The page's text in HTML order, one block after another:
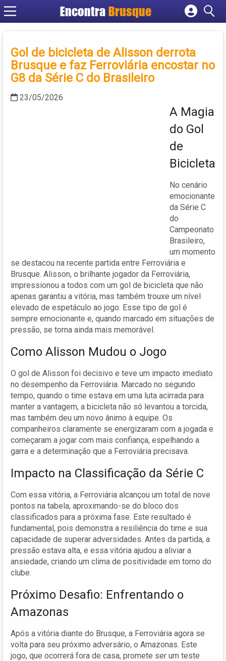
EncontraBrusque
Cadastrar empresa
Criar conta
Gol de bicicleta de Alisson derrota
Brusque e faz Ferroviária encostar no
G8 da Série C do Brasileiro
23/05/2026
A Magia
do Gol
de
Bicicleta
No cenário
emocionante
da Série C
do
Campeonato
Brasileiro,
um momento
se destacou na recente partida entre Ferroviária e
Brusque. Alisson, o brilhante jogador da Ferroviária,
impressionou a todos com um gol de bicicleta que não
apenas garantiu a vitória, mas também trouxe um nível
elevado de espetáculo ao jogo. Esse tipo de gol é
sempre emocionante e, quando marcado em situações de
pressão, se torna ainda mais memorável.
Como Alisson Mudou o Jogo
O gol de Alisson foi decisivo e teve um impacto imediato
no desempenho da Ferroviária. Marcado no segundo
tempo, quando o time estava em uma luta acirrada para
manter a vantagem, a bicicleta não só levantou a torcida,
mas também deu um novo ânimo à equipe. Os
companheiros claramente se energizaram com a jogada e
começaram a jogar com mais confiança, espelhando a
garra e a determinação que a Ferroviária precisava.
Impacto na Classificação da Série C
Com essa vitória, a Ferroviária alcançou um total de nove
pontos na tabela, aproximando-se do bloco dos
classificados para a próxima fase. Este resultado é
fundamental, pois demonstra a resiliência do time e sua
capacidade de superar adversidades. Antes da partida, a
pressão estava alta, e essa vitória ajudou a aliviar a
ansiedade, criando um clima de positividade em torno do
clube.
Próximo Desafio: Enfrentando o
Amazonas
Após a vitória diante do Brusque, a Ferroviária agora se
volta para seu próximo adversário, o Amazonas. Este
jogo, que ocorrerá fora de casa, promete ser um teste